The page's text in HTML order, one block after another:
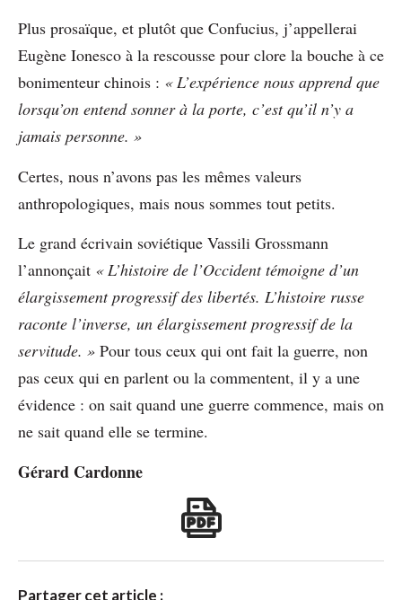
Plus prosaïque, et plutôt que Confucius, j’appellerai
Eugène Ionesco à la rescousse pour clore la bouche à ce
bonimenteur chinois : « L’expérience nous apprend que
lorsqu’on entend sonner à la porte, c’est qu’il n’y a
jamais personne. »
Certes, nous n’avons pas les mêmes valeurs
anthropologiques, mais nous sommes tout petits.
Le grand écrivain soviétique Vassili Grossmann
l’annonçait « L’histoire de l’Occident témoigne d’un
élargissement progressif des libertés. L’histoire russe
raconte l’inverse, un élargissement progressif de la
servitude. » Pour tous ceux qui ont fait la guerre, non
pas ceux qui en parlent ou la commentent, il y a une
évidence : on sait quand une guerre commence, mais on
ne sait quand elle se termine.
Gérard Cardonne
Partager cet article :